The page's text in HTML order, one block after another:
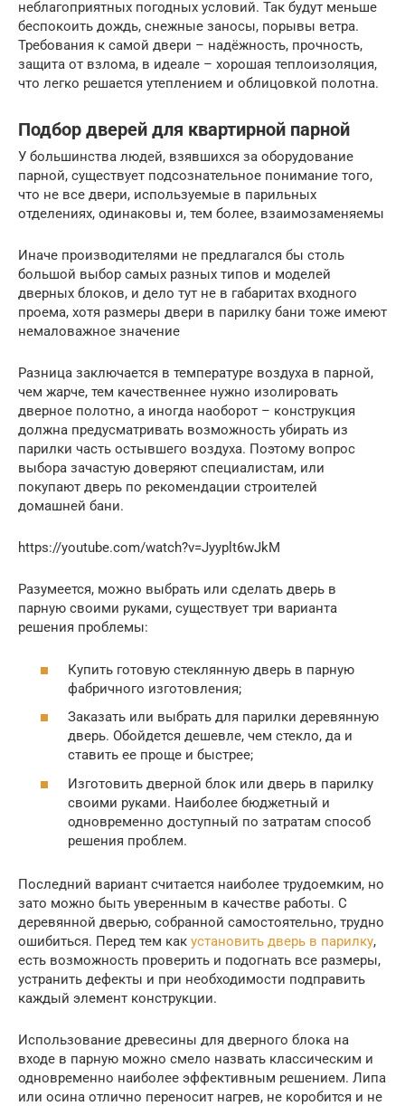
неблагоприятных погодных условий. Так будут меньше
беспокоить дождь, снежные заносы, порывы ветра.
Требования к самой двери – надёжность, прочность,
защита от взлома, в идеале – хорошая теплоизоляция,
что легко решается утеплением и облицовкой полотна.
Подбор дверей для квартирной парной
У большинства людей, взявшихся за оборудование
парной, существует подсознательное понимание того,
что не все двери, используемые в парильных
отделениях, одинаковы и, тем более, взаимозаменяемы
Иначе производителями не предлагался бы столь
большой выбор самых разных типов и моделей
дверных блоков, и дело тут не в габаритах входного
проема, хотя размеры двери в парилку бани тоже имеют
немаловажное значение
Разница заключается в температуре воздуха в парной,
чем жарче, тем качественнее нужно изолировать
дверное полотно, а иногда наоборот – конструкция
должна предусматривать возможность убирать из
парилки часть остывшего воздуха. Поэтому вопрос
выбора зачастую доверяют специалистам, или
покупают дверь по рекомендации строителей
домашней бани.
https://youtube.com/watch?v=Jyyplt6wJkM
Разумеется, можно выбрать или сделать дверь в
парную своими руками, существует три варианта
решения проблемы:
Купить готовую стеклянную дверь в парную
фабричного изготовления;
Заказать или выбрать для парилки деревянную
дверь. Обойдется дешевле, чем стекло, да и
ставить ее проще и быстрее;
Изготовить дверной блок или дверь в парилку
своими руками. Наиболее бюджетный и
одновременно доступный по затратам способ
решения проблем.
Последний вариант считается наиболее трудоемким, но
зато можно быть уверенным в качестве работы. С
деревянной дверью, собранной самостоятельно, трудно
ошибиться. Перед тем как установить дверь в парилку,
есть возможность проверить и подогнать все размеры,
устранить дефекты и при необходимости подправить
каждый элемент конструкции.
Использование древесины для дверного блока на
входе в парную можно смело назвать классическим и
одновременно наиболее эффективным решением. Липа
или осина отлично переносит нагрев, не коробится и не